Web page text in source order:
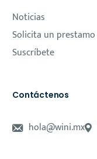
Noticias
Solicita un prestamo
Suscríbete
Contáctenos
hola@wini.mx